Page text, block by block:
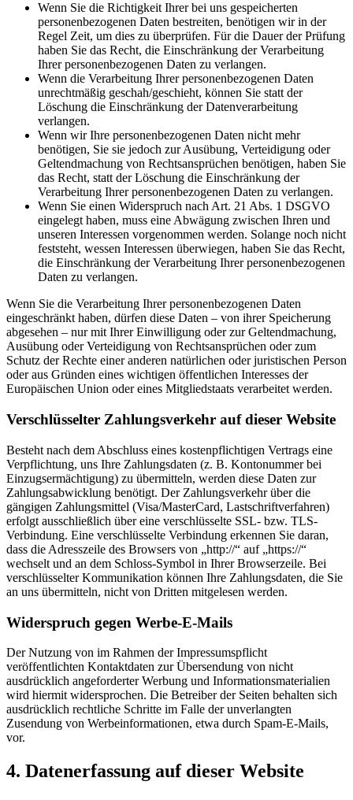
Wenn Sie die Richtigkeit Ihrer bei uns gespeicherten
personenbezogenen Daten bestreiten, benötigen wir in der
Regel Zeit, um dies zu überprüfen. Für die Dauer der Prüfung
haben Sie das Recht, die Einschränkung der Verarbeitung
Ihrer personenbezogenen Daten zu verlangen.
Wenn die Verarbeitung Ihrer personenbezogenen Daten
unrechtmäßig geschah/geschieht, können Sie statt der
Löschung die Einschränkung der Datenverarbeitung
verlangen.
Wenn wir Ihre personenbezogenen Daten nicht mehr
benötigen, Sie sie jedoch zur Ausübung, Verteidigung oder
Geltendmachung von Rechtsansprüchen benötigen, haben Sie
das Recht, statt der Löschung die Einschränkung der
Verarbeitung Ihrer personenbezogenen Daten zu verlangen.
Wenn Sie einen Widerspruch nach Art. 21 Abs. 1 DSGVO
eingelegt haben, muss eine Abwägung zwischen Ihren und
unseren Interessen vorgenommen werden. Solange noch nicht
feststeht, wessen Interessen überwiegen, haben Sie das Recht,
die Einschränkung der Verarbeitung Ihrer personenbezogenen
Daten zu verlangen.
Wenn Sie die Verarbeitung Ihrer personenbezogenen Daten
eingeschränkt haben, dürfen diese Daten – von ihrer Speicherung
abgesehen – nur mit Ihrer Einwilligung oder zur Geltendmachung,
Ausübung oder Verteidigung von Rechtsansprüchen oder zum
Schutz der Rechte einer anderen natürlichen oder juristischen Person
oder aus Gründen eines wichtigen öffentlichen Interesses der
Europäischen Union oder eines Mitgliedstaats verarbeitet werden.
Verschlüsselter Zahlungsverkehr auf dieser Website
Besteht nach dem Abschluss eines kostenpflichtigen Vertrags eine
Verpflichtung, uns Ihre Zahlungsdaten (z. B. Kontonummer bei
Einzugsermächtigung) zu übermitteln, werden diese Daten zur
Zahlungsabwicklung benötigt. Der Zahlungsverkehr über die
gängigen Zahlungsmittel (Visa/MasterCard, Lastschriftverfahren)
erfolgt ausschließlich über eine verschlüsselte SSL- bzw. TLS-
Verbindung. Eine verschlüsselte Verbindung erkennen Sie daran,
dass die Adresszeile des Browsers von „http://“ auf „https://“
wechselt und an dem Schloss-Symbol in Ihrer Browserzeile. Bei
verschlüsselter Kommunikation können Ihre Zahlungsdaten, die Sie
an uns übermitteln, nicht von Dritten mitgelesen werden.
Widerspruch gegen Werbe-E-Mails
Der Nutzung von im Rahmen der Impressumspflicht
veröffentlichten Kontaktdaten zur Übersendung von nicht
ausdrücklich angeforderter Werbung und Informationsmaterialien
wird hiermit widersprochen. Die Betreiber der Seiten behalten sich
ausdrücklich rechtliche Schritte im Falle der unverlangten
Zusendung von Werbeinformationen, etwa durch Spam-E-Mails,
vor.
4. Datenerfassung auf dieser Website